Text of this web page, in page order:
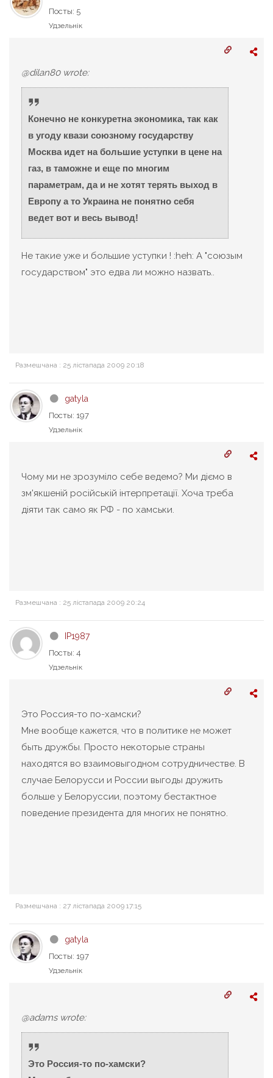
Посты: 5
Удзельнік
@dilan80 wrote:
Конечно не конкуретна экономика, так как
в угоду квази союзному государству
Москва идет на большие уступки в цене на
газ, в таможне и еще по многим
параметрам, да и не хотят терять выход в
Европу а то Украина не понятно себя
ведет вот и весь вывод!
Не такие уже и большие уступки ! :heh: А "союзым
государством" это едва ли можно назвать..
Размешчана : 25 лістапада 2009 20:18
gatyla
Посты: 197
Удзельнік
Чому ми не зрозуміло себе ведемо? Ми діємо в
зм'якшеній російській інтерпретації. Хоча треба
діяти так само як РФ - по хамськи.
Размешчана : 25 лістапада 2009 20:24
IP1987
Посты: 4
Удзельнік
Это Россия-то по-хамски?
Мне вообще кажется, что в политике не может
быть дружбы. Просто некоторые страны
находятся во взаимовыгодном сотрудничестве. В
случае Белорусси и России выгоды дружить
больше у Белоруссии, поэтому бестактное
поведение президента для многих не понятно.
Размешчана : 27 лістапада 2009 17:15
gatyla
Посты: 197
Удзельнік
@adams wrote:
Это Россия-то по-хамски?